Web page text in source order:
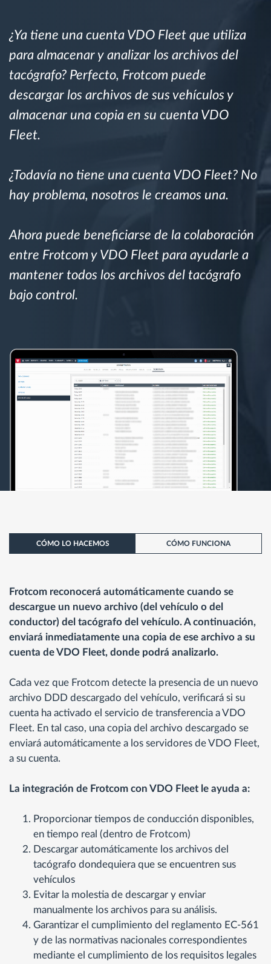
Planificación y seguimiento de rutas
Identificación automática del conductor
Descubrir todas las características
actividad de su flota?
¿Ya tiene una cuenta VDO Fleet que utiliza
para almacenar y analizar los archivos del
tacógrafo? Perfecto, Frotcom puede
descargar los archivos de sus vehículos y
almacenar una copia en su cuenta VDO
Fleet.
¿Todavía no tiene una cuenta VDO Fleet? No
hay problema, nosotros le creamos una.
Ahora puede beneficiarse de la colaboración
entre Frotcom y VDO Fleet para ayudarle a
mantener todos los archivos del tacógrafo
bajo control.
CÓMO LO HACEMOS CÓMO FUNCIONA
Frotcom reconocerá automáticamente cuando se
descargue un nuevo archivo (del vehículo o del
conductor) del tacógrafo del vehículo. A continuación,
enviará inmediatamente una copia de ese archivo a su
cuenta de VDO Fleet, donde podrá analizarlo.
Cada vez que Frotcom detecte la presencia de un nuevo
archivo DDD descargado del vehículo, verificará si su
cuenta ha activado el servicio de transferencia a VDO
Fleet. En tal caso, una copia del archivo descargado se
enviará automáticamente a los servidores de VDO Fleet,
a su cuenta.
La integración de Frotcom con VDO Fleet le ayuda a:
Proporcionar tiempos de conducción disponibles,
en tiempo real (dentro de Frotcom)
Descargar automáticamente los archivos del
tacógrafo dondequiera que se encuentren sus
vehículos
Evitar la molestia de descargar y enviar
manualmente los archivos para su análisis.
Garantizar el cumplimiento del reglamento EC-561
y de las normativas nacionales correspondientes
mediante el cumplimiento de los requisitos legales